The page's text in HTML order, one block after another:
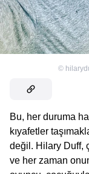
©
Bu, her duruma
kıyafetler
değil. Hilary Duff,
ve her zaman